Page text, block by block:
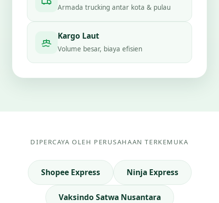
Armada trucking antar kota & pulau
Kargo Laut
Volume besar, biaya efisien
DIPERCAYA OLEH PERUSAHAAN TERKEMUKA
Shopee Express Ninja Express
Vaksindo Satwa Nusantara